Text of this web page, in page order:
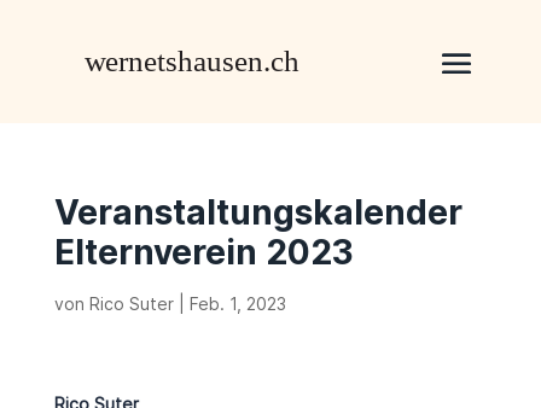
Veranstaltungskalender
Elternverein 2023
von Rico Suter| Feb. 1, 2023
Rico Suter